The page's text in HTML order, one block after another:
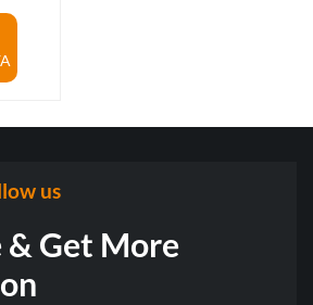
Kaca
us
& Get More